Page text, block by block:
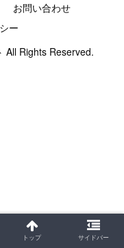
お問い合わせ
ー
All Rights Reserved.
トップ サイドバー